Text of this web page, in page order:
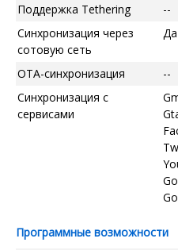
Поддержка Tethering --
Синхронизация через
сотовую сеть
Да
OTA-синхронизация --
Синхронизация с
сервисами
Программные возможности